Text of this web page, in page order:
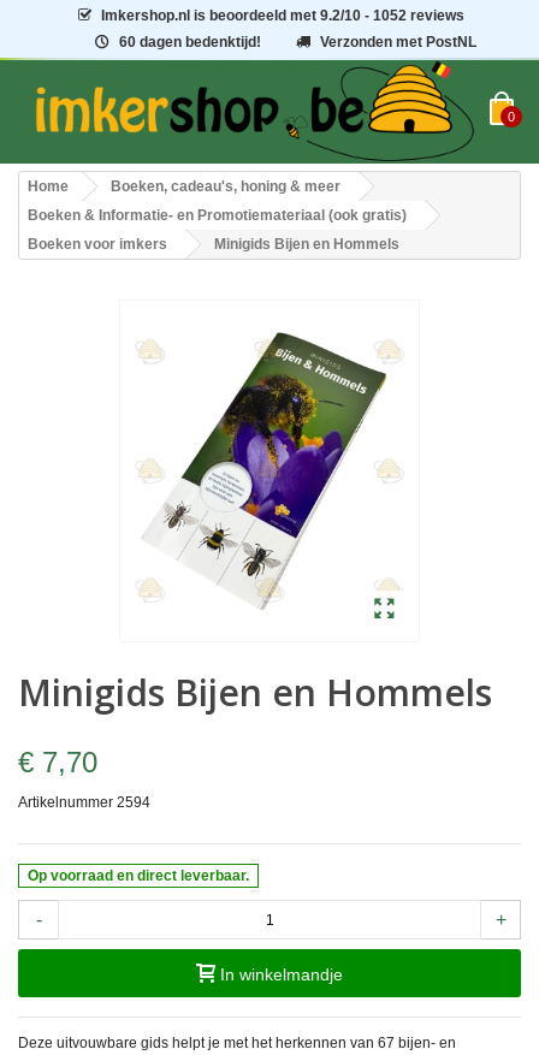
Imkershop.nl is beoordeeld met9.2/10 - 1052 reviews
60 dagen bedenktijd!
Verzonden met PostNL
0
Home
Boeken, cadeau's, honing & meer
Boeken & Informatie- en Promotiemateriaal (ook gratis)
Boeken voor imkers
Minigids Bijen en Hommels
Minigids Bijen en Hommels
€ 7,70
Artikelnummer 2594
Op voorraad en direct leverbaar.
- +
In winkelmandje
Deze uitvouwbare gids helpt je met het herkennen van 67 bijen- en